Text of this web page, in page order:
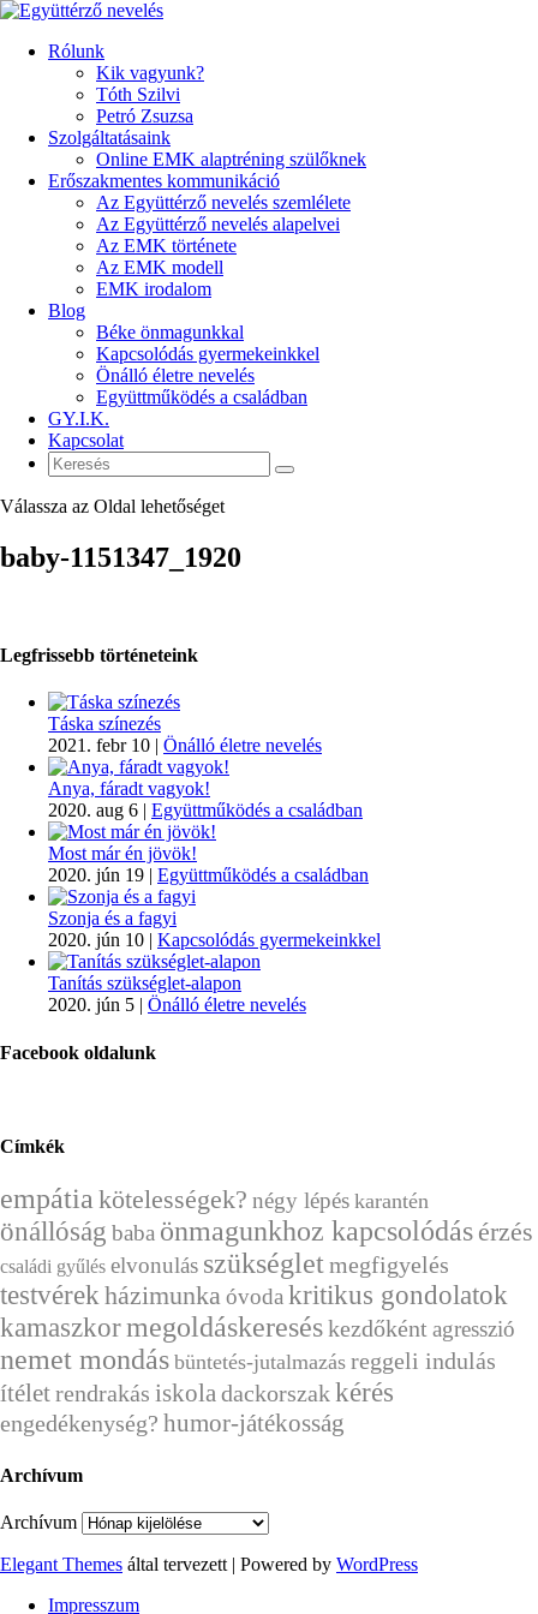
Rólunk
Kik vagyunk?
Tóth Szilvi
Petró Zsuzsa
Szolgáltatásaink
Online EMK alaptréning szülőknek
Erőszakmentes kommunikáció
Az Együttérző nevelés szemlélete
Az Együttérző nevelés alapelvei
Az EMK története
Az EMK modell
EMK irodalom
Blog
Béke önmagunkkal
Kapcsolódás gyermekeinkkel
Önálló életre nevelés
Együttműködés a családban
GY.I.K.
Kapcsolat
Válassza az Oldal lehetőséget
baby-1151347_1920
Legfrissebb történeteink
Táska színezés
2021. febr 10 | Önálló életre nevelés
Anya, fáradt vagyok!
2020. aug 6 | Együttműködés a családban
Most már én jövök!
2020. jún 19 | Együttműködés a családban
Szonja és a fagyi
2020. jún 10 | Kapcsolódás gyermekeinkkel
Tanítás szükséglet-alapon
2020. jún 5 | Önálló életre nevelés
Facebook oldalunk
Címkék
empátia kötelességek? négy lépés karantén
önállóság baba önmagunkhoz kapcsolódás érzés
családi gyűlés elvonulás szükségletmegfigyelés
testvérekházimunkaóvodakritikus gondolatok
kamaszkormegoldáskereséskezdőkéntagresszió
nemet mondás büntetés-jutalmazás reggeli indulás
ítéletrendrakás iskoladackorszakkérés
engedékenység? humor-játékosság
Archívum
Archívum
Elegant Themes által tervezett | Powered by WordPress
Impresszum